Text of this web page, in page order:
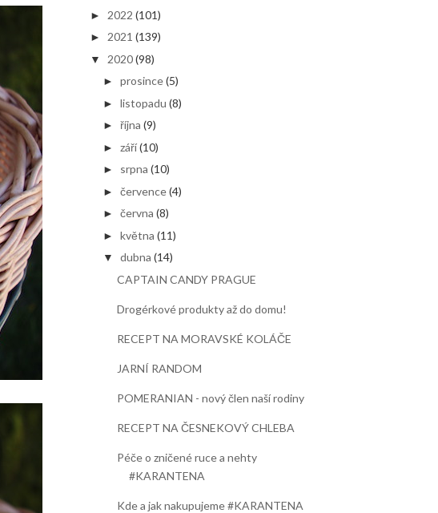
► 2022 (101)
► 2021 (139)
▼ 2020 (98)
►prosince(5)
►listopadu (8)
►října (9)
►září(10)
► srpna (10)
►července(4)
►června (8)
►května (11)
▼ dubna (14)
CAPTAIN CANDY PRAGUE
Drogérkové produkty až do domu!
RECEPT NA MORAVSKÉ KOLÁČE
JARNÍ RANDOM
POMERANIAN - nový člen naší rodiny
RECEPT NA ČESNEKOVÝ CHLEBA
Péče o zničené ruce a nehty
#KARANTENA
Kde a jak nakupujeme #KARANTENA